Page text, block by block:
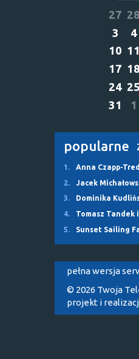
27 28
3
4
10 11
17 18
24 25
31
1
popularne
1. Anna Czapp-
2.
Jacek
3.
Dominika
4.
Tomasz Tandek
5.
Sunset Sailing
pełna wersja
© 2026 Twoja
projekt i